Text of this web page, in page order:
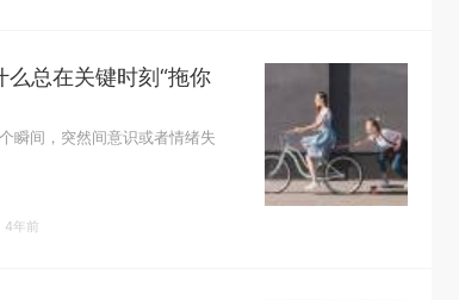
么总在关键时刻“拖你
瞬间，突然间意识或者情绪失
4年前